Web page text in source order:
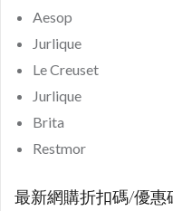
Aesop
Jurlique
Le Creuset
Jurlique
Brita
Restmor
最新網購折扣碼/優惠